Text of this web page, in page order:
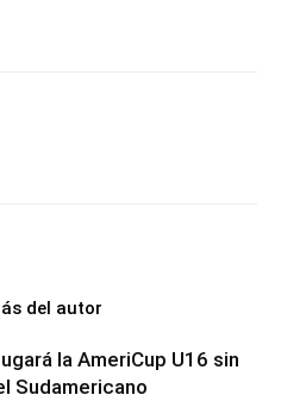
del autor
la AmeriCup U16 sin
Sudamericano